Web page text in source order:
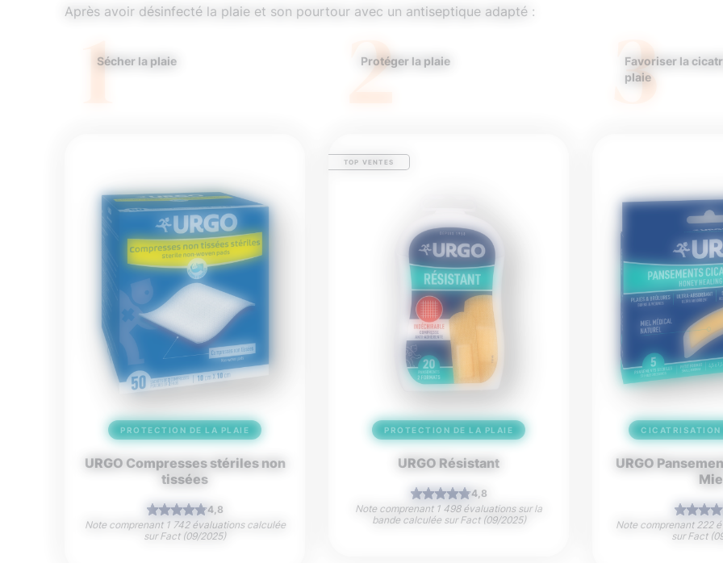
Après avoir désinfecté la plaie et son pourtour avec un antiseptique adapté :
1
Sécher la plaie
PROTECTION DE LA PLAIE
URGO Compresses stériles non
tissées
4,8
Note comprenant 1 742 évaluations calculée
sur Fact (09/2025)
2
Protéger la plaie
TOP VENTES
PROTECTION DE LA PLAIE
URGO Résistant
4,8
Note comprenant 1 498 évaluations sur la
bande calculée sur Fact (09/2025)
3
Favoriser la
plaie
CICATRISATION
URGO
Note comprenant 222
sur Fact